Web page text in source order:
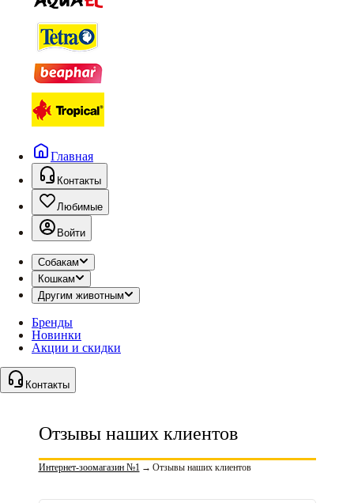
Главная
Контакты
Любимые
Войти
Собакам
Кошкам
Другим животным
Бренды
Новинки
Акции и скидки
Контакты
Отзывы наших клиентов
Интернет-зоомагазин №1 → Отзывы наших клиентов